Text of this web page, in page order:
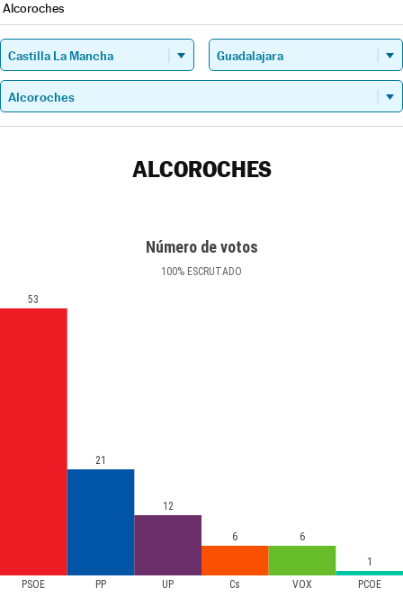
Alcoroches
ALCOROCHES
Número de votos
100% ESCRUTADO
PSOE PP UP Cs VOX PCOE
53
21
12
6
6
1